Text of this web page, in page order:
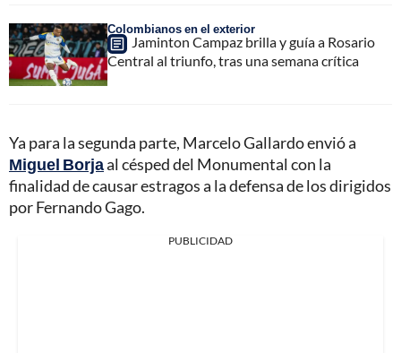
Colombianos en el exterior
Jaminton Campaz brilla y guía a Rosario
Central al triunfo, tras una semana crítica
Ya para la segunda parte, Marcelo Gallardo envió a
Miguel Borjaal césped del Monumental con la
finalidad de causar estragos a la defensa de los dirigidos
por Fernando Gago.
PUBLICIDAD